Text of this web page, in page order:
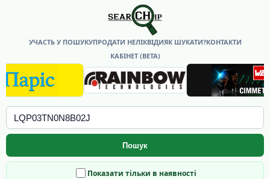
УЧАСТЬ У ПОШУКУПРОДАТИ НЕЛІКВІДИЯК ШУКАТИ?КОНТАКТИ
КАБІНЕТ (BETA)
Пошук
Показати тільки в наявності